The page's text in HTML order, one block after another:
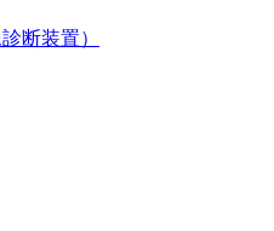
断装置）